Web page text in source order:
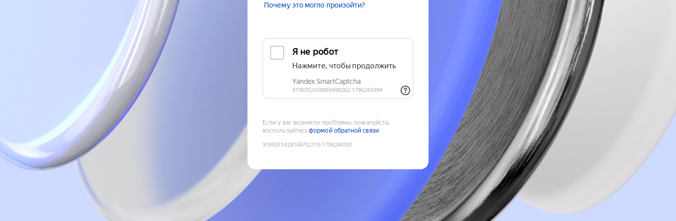
Почему это могло произойти?
Если у вас возникли проблемы, пожалуйста,
воспользуйтесьформой обратной связи
9195051828149752119:1786284391